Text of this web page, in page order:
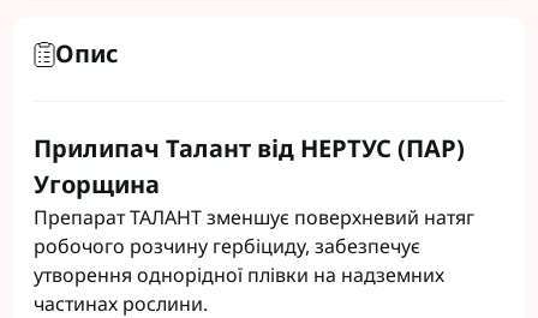
Опис
Прилипач Талант від НЕРТУС (ПАР)
Угорщина
Препарат ТАЛАНТ зменшує поверхневий натяг
робочого розчину гербіциду, забезпечує
утворення однорідної плівки на надземних
частинах рослини.